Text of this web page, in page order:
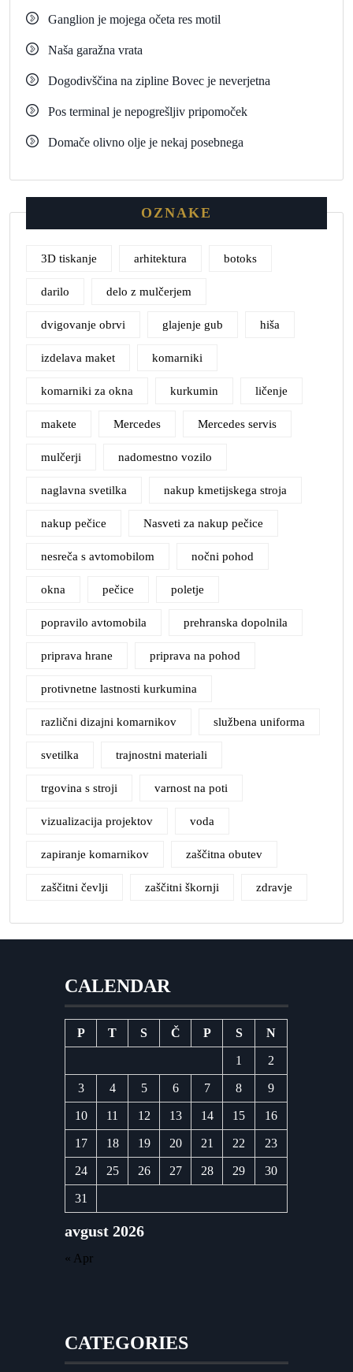
Ganglion je mojega očeta res motil
Naša garažna vrata
Dogodivščina na zipline Bovec je neverjetna
Pos terminal je nepogrešljiv pripomoček
Domače olivno olje je nekaj posebnega
OZNAKE
3D tiskanje arhitektura botoks
darilo delo z mulčerjem
dvigovanje obrvi glajenje gub hiša
izdelava maket komarniki
komarniki za okna kurkumin ličenje
makete Mercedes Mercedes servis
mulčerji nadomestno vozilo
naglavna svetilka nakup kmetijskega stroja
nakup pečice Nasveti za nakup pečice
nesreča s avtomobilom nočni pohod
okna pečice poletje
popravilo avtomobila prehranska dopolnila
priprava hrane priprava na pohod
protivnetne lastnosti kurkumina
različni dizajni komarnikov službena uniforma
svetilka trajnostni materiali
trgovina s stroji varnost na poti
vizualizacija projektov voda
zapiranje komarnikov zaščitna obutev
zaščitni čevlji zaščitni škornji zdravje
CALENDAR
avgust 2026
P T S Č P S N
1 2
3 4 5 6 7 8 9
10 11 12 13 14 15 16
17 18 19 20 21 22 23
24 25 26 27 28 29 30
31
« Apr
CATEGORIES